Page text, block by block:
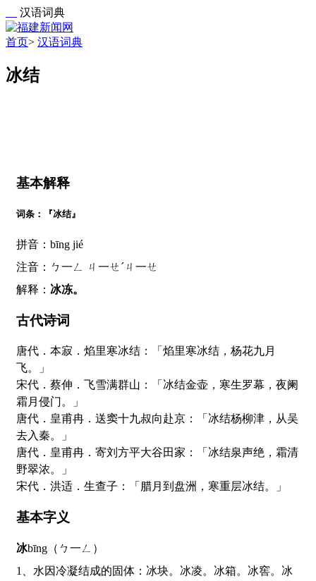
汉语词典
首页> 汉语词典
冰结
基本解释
词条：『冰结』
拼音：bīng jié
注音：ㄅ一ㄥ ㄐ一ㄝˊㄐ一ㄝ
解释： 冰冻。
古代诗词
唐代．本寂．焰里寒冰结：「焰里寒冰结，杨花九月
飞。」
宋代．蔡伸．飞雪满群山：「冰结金壶，寒生罗幕，夜阑
霜月侵门。」
唐代．皇甫冉．送窦十九叔向赴京：「冰结杨柳津，从吴
去入秦。」
唐代．皇甫冉．寄刘方平大谷田家：「冰结泉声绝，霜清
野翠浓。」
宋代．洪适．生查子：「腊月到盘洲，寒重层冰结。」
基本字义
冰bīng（ㄅ一ㄥ）
1、水因冷凝结成的固体：冰块。冰凌。冰箱。冰窖。冰